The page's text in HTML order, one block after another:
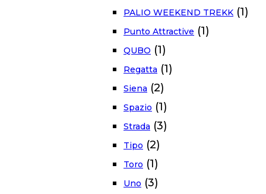
PALIO WEEKEND TREKK (1)
Punto Attractive (1)
QUBO (1)
Regatta (1)
Siena (2)
Spazio (1)
Strada (3)
Tipo (2)
Toro (1)
Uno (3)